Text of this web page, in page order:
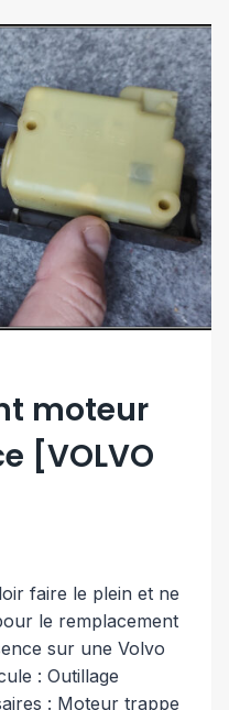
moteur
[VOLVO
faire le plein et ne
le remplacement
sur une Volvo
: Outillage
: Moteur trappe